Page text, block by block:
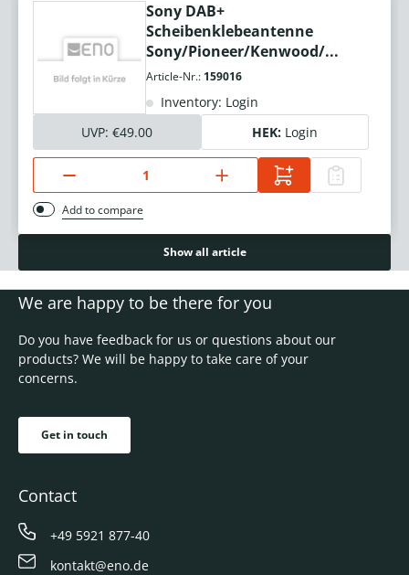
Sony DAB+
Scheibenklebeantenne
Sony/Pioneer/Kenwood/...
Article-Nr.: 159016
Inventory: Login
UVP: €49.00 HEK: Login
Add to compare
Show all article
We are happy to be there for you
Do you have feedback for us or questions about our
products? We will be happy to take care of your
concerns.
Get in touch
Contact
+49 5921 877-40
kontakt@eno.de